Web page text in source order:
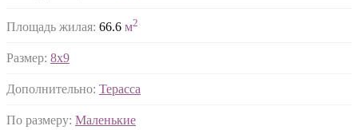
Площадь жилая: 66.6 м2
Размер: 8х9
Дополнительно: Терасса
По размеру: Маленькие